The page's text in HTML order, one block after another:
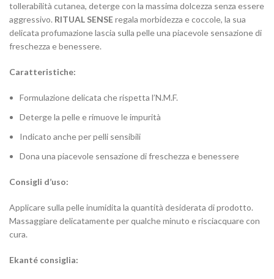
tollerabilità cutanea, deterge con la massima dolcezza senza essere
aggressivo. RITUAL SENSEregala morbidezza e coccole, la sua
delicata profumazione lascia sulla pelle una piacevole sensazione di
freschezza e benessere.
Caratteristiche:
Formulazione delicata che rispetta l’N.M.F.
Deterge la pelle e rimuove le impurità
Indicato anche per pelli sensibili
Dona una piacevole sensazione di freschezza e benessere
Consigli d’uso:
Applicare sulla pelle inumidita la quantità desiderata di prodotto.
Massaggiare delicatamente per qualche minuto e risciacquare con
cura.
Ekanté consiglia: